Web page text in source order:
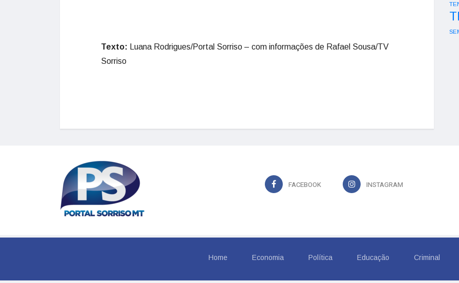
Texto: Luana Rodrigues/Portal Sorriso – com informações de Rafael Sousa/TV
Sorriso
FACEBOOK INSTAGRAM
Home Economia Política Educação Criminal